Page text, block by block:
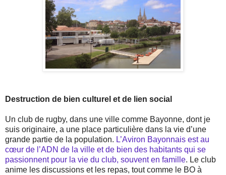
Destruction de bien culturel et de lien social
Un club de rugby, dans une ville comme Bayonne, dont je
suis originaire, a une place particulière dans la vie d’une
grande partie de la population. L’Aviron Bayonnais est au
cœur de l’ADN de la ville et de bien des habitants qui se
passionnent pour la vie du club, souvent en famille. Le club
anime les discussions et les repas, tout comme le BO à